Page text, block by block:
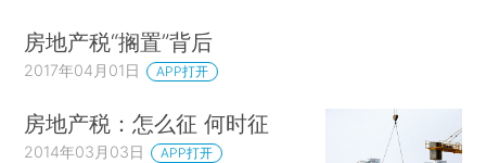
房地产税“搁置”背后
2017年04月01日 APP打开
房地产税：怎么征 何时征
2014年03月03日 APP打开